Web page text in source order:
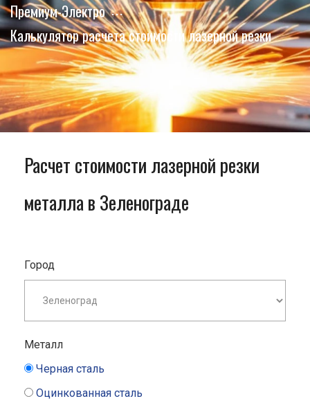
Премиум-Электро
Калькулятор расчета стоимости лазерной резки
Расчет стоимости лазерной резки
металла в Зеленограде
Город
Металл
Черная сталь
Оцинкованная сталь